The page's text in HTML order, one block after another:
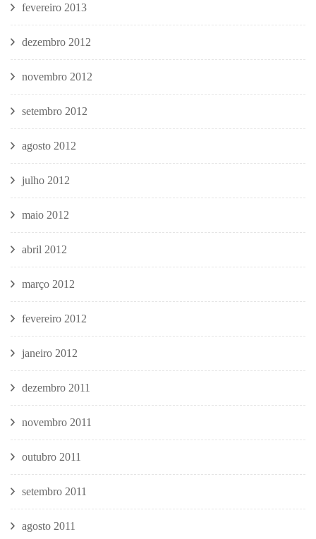
fevereiro 2013
dezembro 2012
novembro 2012
setembro 2012
agosto 2012
julho 2012
maio 2012
abril 2012
março 2012
fevereiro 2012
janeiro 2012
dezembro 2011
novembro 2011
outubro 2011
setembro 2011
agosto 2011